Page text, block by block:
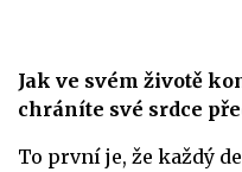
Jak ve svém životě
chráníte své srdce
To první je, že každý